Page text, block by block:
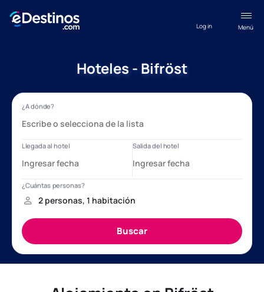
Menú
Log in
Hoteles - Bifröst